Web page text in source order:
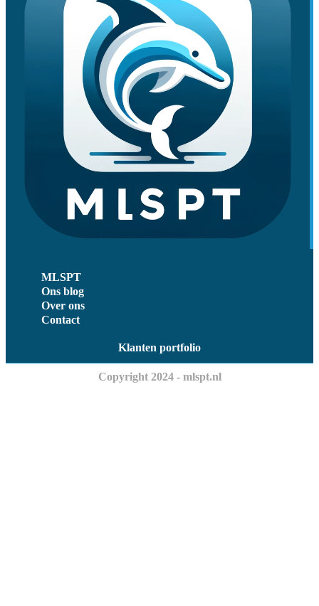
MLSPT
Ons blog
Over ons
Contact
Klanten portfolio
Copyright 2024 - mlspt.nl